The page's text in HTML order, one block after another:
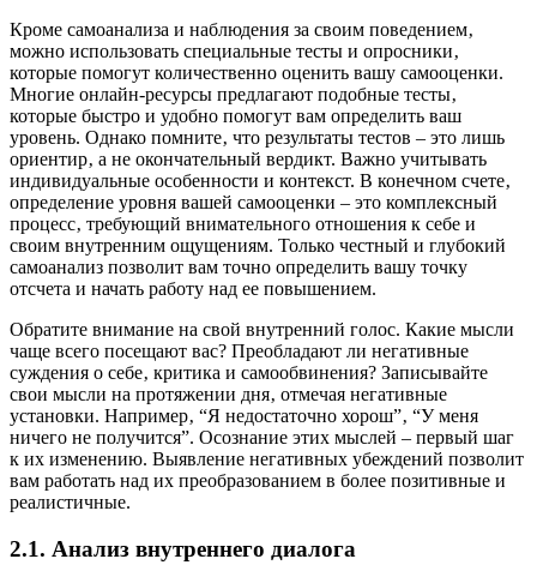
Кроме самоанализа и наблюдения за своим поведением‚
можно использовать специальные тесты и опросники‚
которые помогут количественно оценить вашу самооценки.
Многие онлайн-ресурсы предлагают подобные тесты‚
которые быстро и удобно помогут вам определить ваш
уровень. Однако помните‚ что результаты тестов – это лишь
ориентир‚ а не окончательный вердикт. Важно учитывать
индивидуальные особенности и контекст. В конечном счете‚
определение уровня вашей самооценки – это комплексный
процесс‚ требующий внимательного отношения к себе и
своим внутренним ощущениям. Только честный и глубокий
самоанализ позволит вам точно определить вашу точку
отсчета и начать работу над ее повышением.
Обратите внимание на свой внутренний голос. Какие мысли
чаще всего посещают вас? Преобладают ли негативные
суждения о себе‚ критика и самообвинения? Записывайте
свои мысли на протяжении дня‚ отмечая негативные
установки. Например‚ “Я недостаточно хорош”‚ “У меня
ничего не получится”. Осознание этих мыслей – первый шаг
к их изменению. Выявление негативных убеждений позволит
вам работать над их преобразованием в более позитивные и
реалистичные.
2.1. Анализ внутреннего диалога